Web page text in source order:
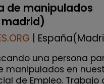
de manipulados
|
una persona
manipulados en
de Empleo. Trabajo